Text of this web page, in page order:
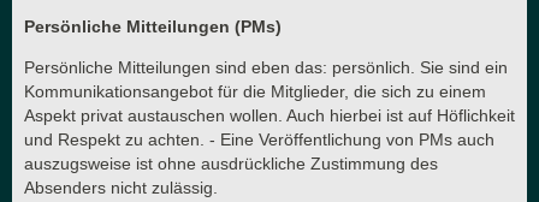
Persönliche Mitteilungen (PMs)
Persönliche Mitteilungen sind eben das: persönlich. Sie sind ein
Kommunikationsangebot für die Mitglieder, die sich zu einem
Aspekt privat austauschen wollen. Auch hierbei ist auf Höflichkeit
und Respekt zu achten. - Eine Veröffentlichung von PMs auch
auszugsweise ist ohne ausdrückliche Zustimmung des
Absenders nicht zulässig.